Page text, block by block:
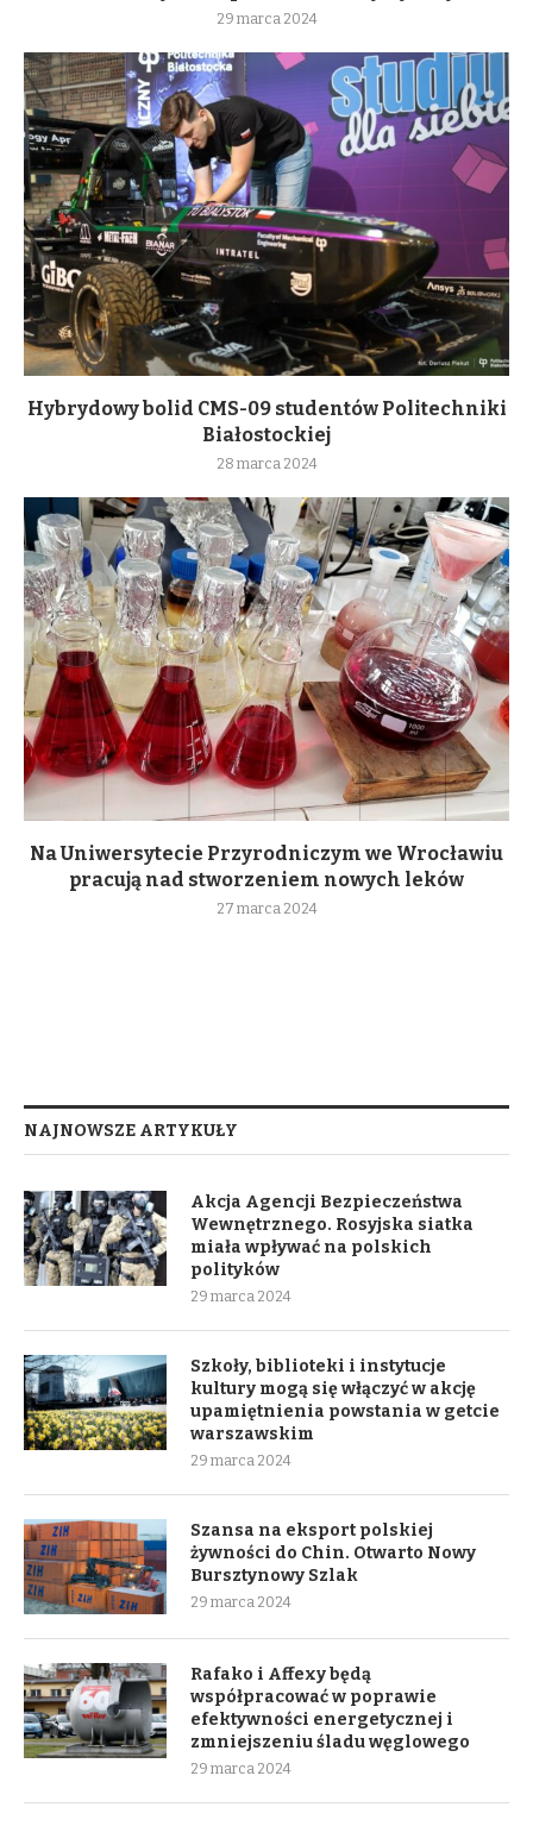
29 marca 2024
Hybrydowy bolid CMS-09 studentów Politechniki
Białostockiej
28 marca 2024
Na Uniwersytecie Przyrodniczym we Wrocławiu
pracują nad stworzeniem nowych leków
27 marca 2024
NAJNOWSZE ARTYKUŁY
Akcja Agencji Bezpieczeństwa
Wewnętrznego. Rosyjska siatka
miała wpływać na polskich
polityków
29 marca 2024
Szkoły, biblioteki i instytucje
kultury mogą się włączyć w akcję
upamiętnienia powstania w getcie
warszawskim
29 marca 2024
Szansa na eksport polskiej
żywności do Chin. Otwarto Nowy
Bursztynowy Szlak
29 marca 2024
Rafako i Affexy będą
współpracować w poprawie
efektywności energetycznej i
zmniejszeniu śladu węglowego
29 marca 2024